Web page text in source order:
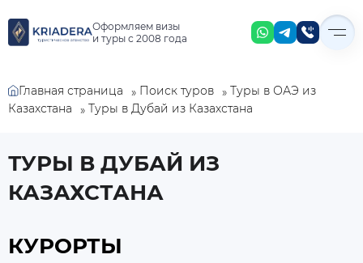
Оформляем визы
и туры с 2008 года
Главная страница » Поиск туров » Туры в ОАЭ из
Казахстана
» Туры в Дубай из Казахстана
ТУРЫ В ДУБАЙ ИЗ
КАЗАХСТАНА
КУРОРТЫ